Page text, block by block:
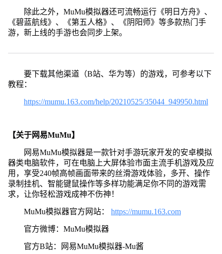
除此之外，MuMu模拟器还可流畅运行《明日方舟》、
《碧蓝航线》、《第五人格》、《阴阳师》等多款热门手
游，新上线的手游也会同步上架。
要下载其他渠道（B站、华为等）的游戏，可参考以下
教程：
https://mumu.163.com/help/20210525/35044_949950.html
【关于网易MuMu】
网易MuMu模拟器是一款针对手游玩家开发的安卓模拟
器类电脑软件，可在电脑上大屏体验市面主流手机游戏及应
用，享受240帧高帧画面带来的丝滑游戏体验，多开、操作
录制挂机、智能键鼠操作等多样功能满足你不同的游戏需
求，让你轻松游戏成神不伤神！
MuMu模拟器官方网站： https://mumu.163.com
官方微博：MuMu模拟器
官方B站：网易MuMu模拟器-Mu酱